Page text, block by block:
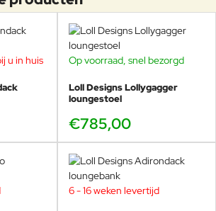
u in huis Op voorraad, snel bezorgd
Loll Designs Lollygagger
loungestoel
€785,00
6 - 16 weken levertijd